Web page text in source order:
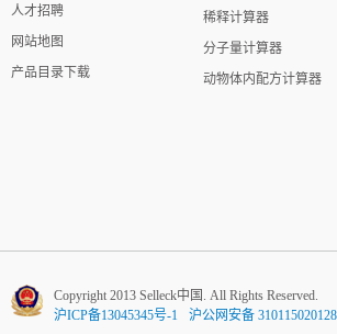
人才招聘
网站地图
产品目录下载
稀释计算器
分子量计算器
动物体内配方计算器
Copyright 2013 Selleck中国. All Rights Reserved.
沪ICP备13045345号-1
沪公网安备